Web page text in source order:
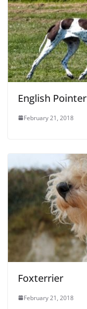
English Pointer
February 21, 2018
Foxterrier
February 21, 2018